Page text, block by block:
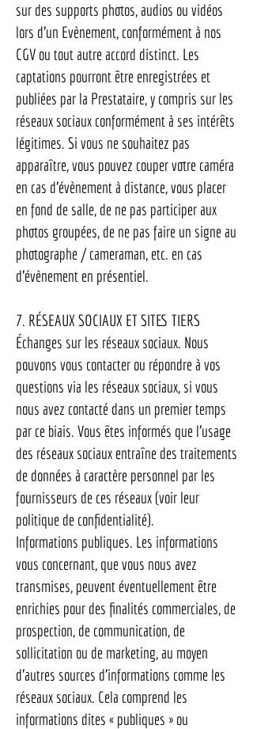
sur des supports photos, audios ou vidéos
lors d’un Evènement, conformément à nos
CGV ou tout autre accord distinct. Les
captations pourront être enregistrées et
publiées par la Prestataire, y compris sur les
réseaux sociaux conformément à ses intérêts
légitimes. Si vous ne souhaitez pas
apparaître, vous pouvez couper votre caméra
en cas d’évènement à distance, vous placer
en fond de salle, de ne pas participer aux
photos groupées, de ne pas faire un signe au
photographe / cameraman, etc. en cas
d’évènement en présentiel.
7. RÉSEAUX SOCIAUX ET SITES TIERS
Échanges sur les réseaux sociaux. Nous
pouvons vous contacter ou répondre à vos
questions via les réseaux sociaux, si vous
nous avez contacté dans un premier temps
par ce biais. Vous êtes informés que l’usage
des réseaux sociaux entraîne des traitements
de données à caractère personnel par les
fournisseurs de ces réseaux (voir leur
politique de confidentialité).
Informations publiques. Les informations
vous concernant, que vous nous avez
transmises, peuvent éventuellement être
enrichies pour des finalités commerciales, de
prospection, de communication, de
sollicitation ou de marketing, au moyen
d’autres sources d’informations comme les
réseaux sociaux. Cela comprend les
informations dites « publiques » ou